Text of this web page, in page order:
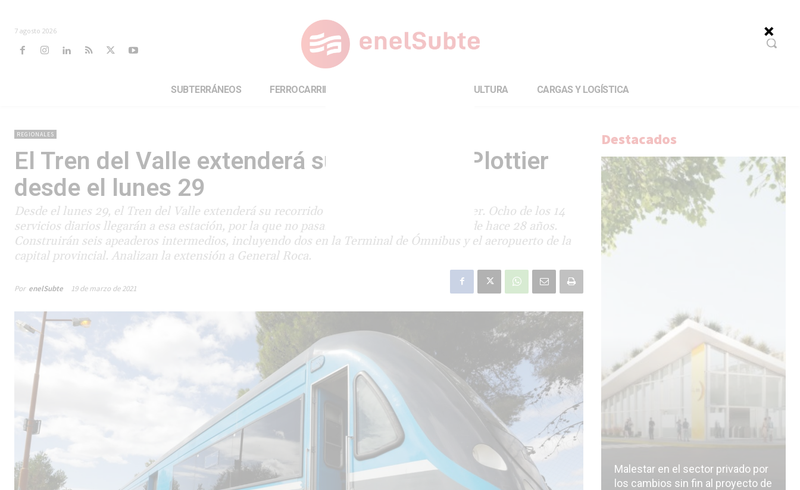
7 agosto 2026
SUBTERRÁNEOS FERROCARRILES CULTURA CARGAS Y LOGÍSTICA
REGIONALES
El Tren del Valle extenderá su recorrido a Plottier
desde el lunes 29
Desde el lunes 29, el Tren del Valle extenderá su recorrido desde Neuquén hasta Plottier. Ocho de los 14
servicios diarios llegarán a esa estación, por la que no pasaban trenes de pasajeros desde hace 28 años.
Construirán seis apeaderos intermedios, incluyendo dos en la Terminal de Ómnibus y el aeropuerto de la
capital provincial. Analizan la extensión a General Roca.
Por enelSubte 19 de marzo de 2021
Destacados
Malestar en el sector privado por
los cambios sin fin al proyecto de